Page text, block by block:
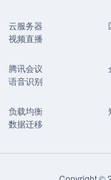
云服务器
视频直播
腾讯会议
语音识别
负载均衡
数据迁移